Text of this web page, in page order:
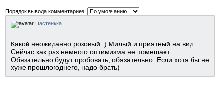
Порядок вывода комментариев:
Настенька
Какой неожиданно розовый :) Милый и приятный на вид.
Сейчас как раз немного оптимизма не помешает.
Обязательно будут пробовать, обязательно. Если хотя бы не
хуже прошлогоднего, надо брать)